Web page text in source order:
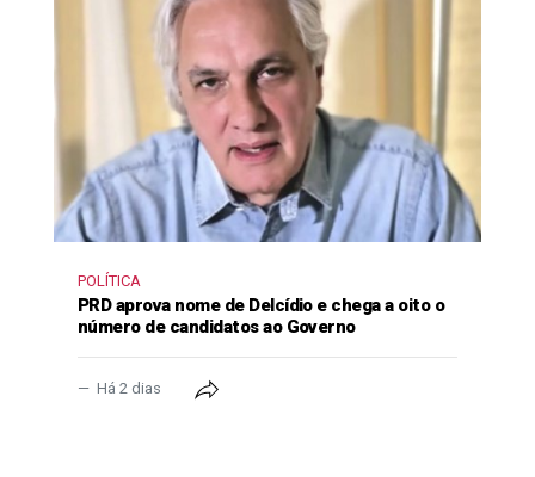
POLÍTICA
PRD aprova nome de Delcídio e chega a oito o
número de candidatos ao Governo
Há 2 dias